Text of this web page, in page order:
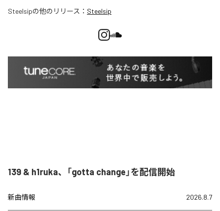
Steelsipの他のリリース： Steelsip
139 & h1ruka、「gotta change」を配信開始
新曲情報 2026.8.7